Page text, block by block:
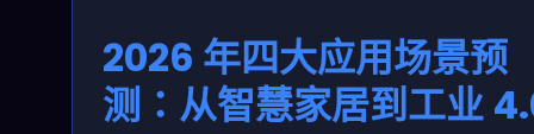
2026 年四大应用场景预
测：从智慧家居到工业